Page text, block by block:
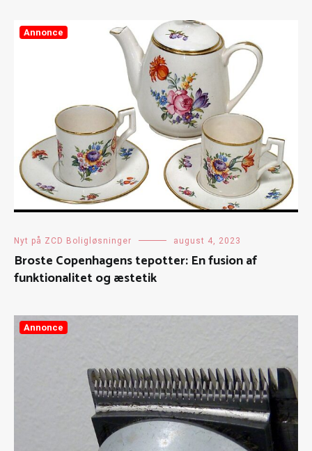
Annonce
Nyt på ZCD Boligløsninger august 4, 2023
Broste Copenhagens tepotter: En fusion af
funktionalitet og æstetik
Annonce